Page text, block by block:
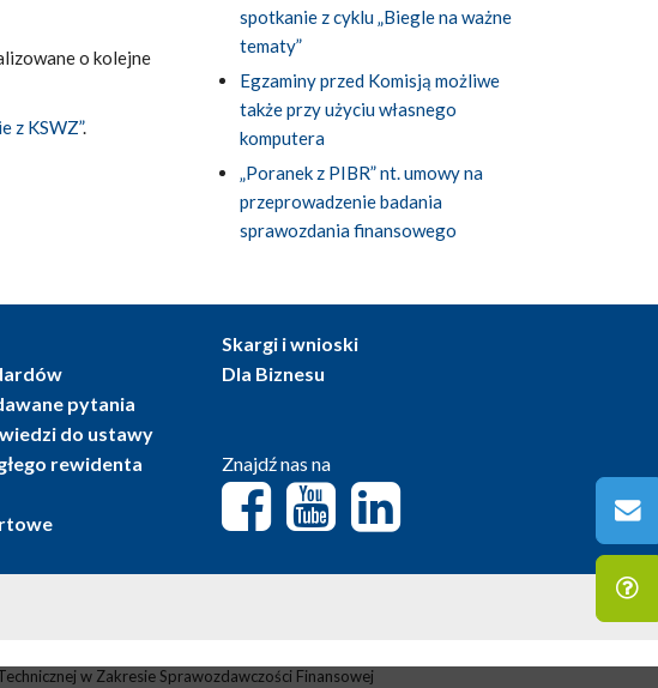
o kolejne
z KSWZ”.
spotkanie z cyklu „Biegle na ważne
tematy”
Egzaminy przed Komisją możliwe
także przy użyciu własnego
komputera
„Poranek z PIBR” nt. umowy na
przeprowadzenie badania
sprawozdania finansowego
pytania
do ustawy
rewidenta
Skargi i wnioski
Dla Biznesu
Znajdź nas na
w Zakresie Sprawozdawczości Finansowej